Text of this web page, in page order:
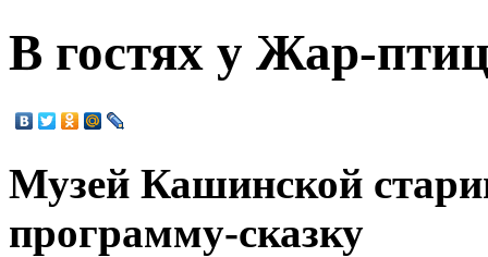
В гостях у Жар-
Музей Кашинской
программу-сказку